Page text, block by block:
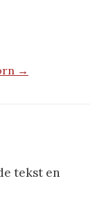
→
tekst en